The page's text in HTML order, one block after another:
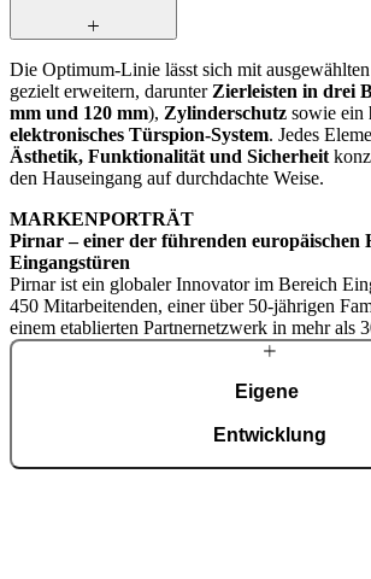
Die Optimum-Linie lässt sich mit
gezielt erweitern, darunter Zierleisten in drei
mm und 120 mm), Zylinderschutz sowie ein
elektronisches Türspion-System. Jedes
Ästhetik, Funktionalität und Sicherheit
den Hauseingang auf durchdachte Weise.
MARKENPORTRÄT
Pirnar – einer der führenden europäischen
Eingangstüren
Pirnar ist ein globaler Innovator im Bereich
450 Mitarbeitenden, einer über 50-jährigen
einem etablierten Partnernetzwerk in mehr als
Eigene
Entwicklung